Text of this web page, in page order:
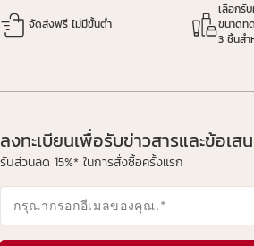
จัดส่งฟรี ไม่มีขั้นต่ำ
เลือก
ขนาดท
3 ชิ้นส
ลงทะเบียนเพื่อรับข่าวสารและข้อเ
รับส่วนลด 15%* ในการสั่งซื้อครั้งแรก
กรุณากรอกอีเมลของคุณ.*